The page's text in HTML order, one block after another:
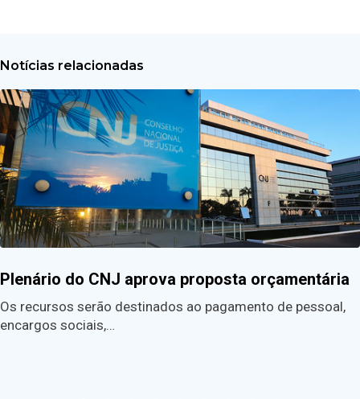
Notícias relacionadas
Plenário do CNJ aprova proposta orçamentária
Os recursos serão destinados ao pagamento de pessoal,
encargos sociais,…